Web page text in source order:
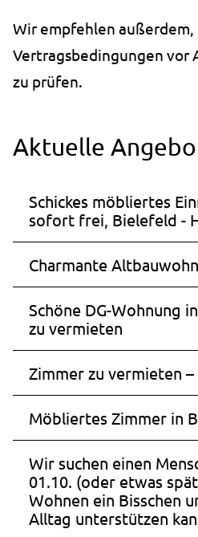
Wir empfehlen
Vertragsbedingungen vor
zu prüfen.
Aktuelle
Schickes möbliertes
sofort frei, Bielefeld -
Charmante
Schöne DG-Wohnung
zu vermieten
Zimmer zu vermieten
Möbliertes Zimmer in
Wir suchen einen
01.10. (oder etwas
Wohnen ein Bisschen
Alltag unterstützen
Diese Informationen
_pk_ses.1.ccca
Zweck:
Speichert Informationen,
zu gewinnen, wie der
Cookie Laufzeit:
30 Minuten
_pk_id.1.ccca
Name:
Anbieter:
Zweck:
Speichert eine eindeutige
zusammengehörige
Website zu erkennen und
Sitzung zuordnen zu